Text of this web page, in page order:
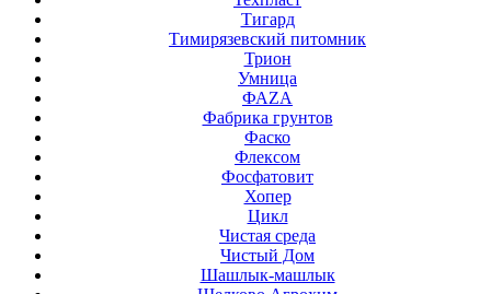
Тигард
Тимирязевский питомник
Трион
Умница
ФАZА
Фабрика грунтов
Фаско
Флексом
Фосфатовит
Хопер
Цикл
Чистая среда
Чистый Дом
Шашлык-машлык